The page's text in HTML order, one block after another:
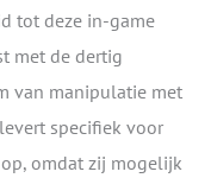
tot deze in-game
met de dertig
van manipulatie met
specifiek voor
omdat zij mogelijk